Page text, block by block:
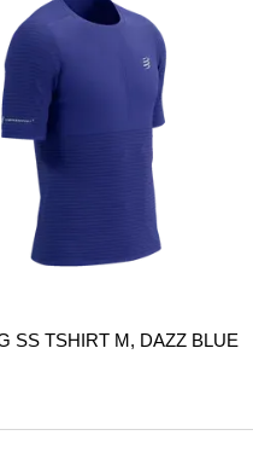
SS TSHIRT M, DAZZ BLUE